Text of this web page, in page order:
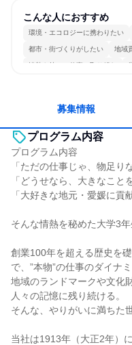
こんな人におすすめ
環境・エコロジーに携わりたい
都市・街づくりがしたい 地域
情熱を持って仕事に取り組む
募集情報
プログラム内容
プログラム内容
「ただの仕事じゃ、物足り
「どうせなら、大きなこと
「大好きな地元・愛媛に貢
そんな情熱を秘めた大学3年
創業100年を超える歴史を
で、”本物”の仕事のダイナ
地域のランドマークや文化
人々の記憶に残り続ける。
そんな、やりがいに満ちた
当社は1913年（大正2年）